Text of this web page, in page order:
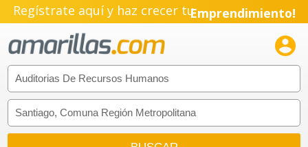
Regístrate aquí y haz crecer tuEmprendimiento!
